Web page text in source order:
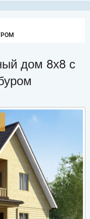
дом 8х8 с